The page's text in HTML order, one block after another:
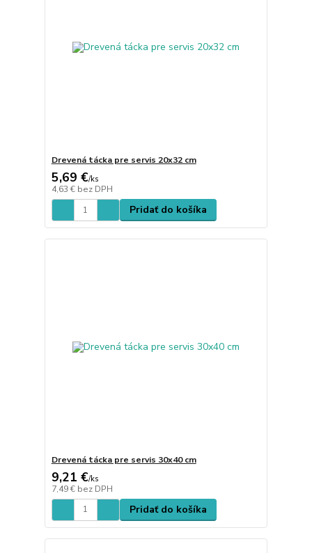
Drevená tácka pre servis 20x32 cm
5,69 €/ks
4,63 € bez DPH
Pridať do košíka
Drevená tácka pre servis 30x40 cm
9,21 €/ks
7,49 € bez DPH
Pridať do košíka